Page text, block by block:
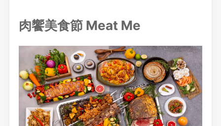
肉饗美食節 Meat Me